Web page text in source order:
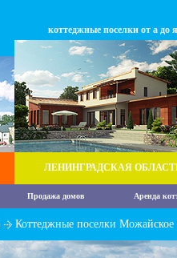
коттеджные поселки от а до я
ЛЕНИНГРАДСКАЯ
Продажа домов Аренда
Коттеджные поселки Можайское